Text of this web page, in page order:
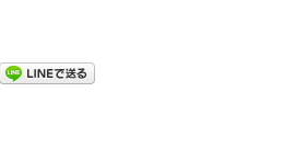
Glider Aerobatics Display